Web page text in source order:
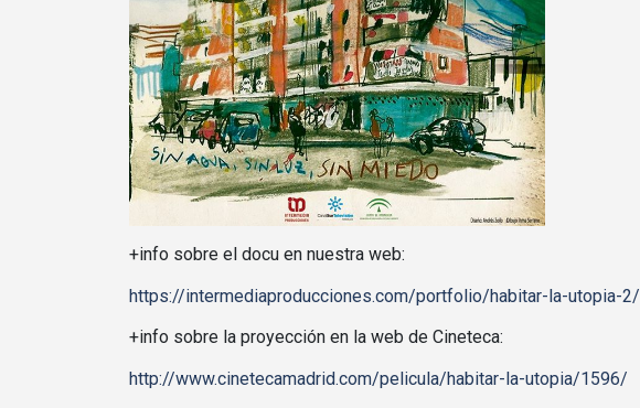
+info sobre el docu en nuestra web:
https://intermediaproducciones.com/portfolio/habitar-la-utopia-2/
+info sobre la proyección en la web de Cineteca:
http://www.cinetecamadrid.com/pelicula/habitar-la-utopia/1596/